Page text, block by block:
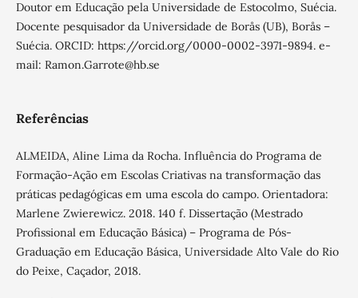
Doutor em Educação pela Universidade de Estocolmo, Suécia.
Docente pesquisador da Universidade de Borås (UB), Borås –
Suécia. ORCID: https://orcid.org/0000-0002-3971-9894. e-
mail: Ramon.Garrote@hb.se
Referências
ALMEIDA, Aline Lima da Rocha. Influência do Programa de
Formação-Ação em Escolas Criativas na transformação das
práticas pedagógicas em uma escola do campo. Orientadora:
Marlene Zwierewicz. 2018. 140 f. Dissertação (Mestrado
Profissional em Educação Básica) – Programa de Pós-
Graduação em Educação Básica, Universidade Alto Vale do Rio
do Peixe, Caçador, 2018.